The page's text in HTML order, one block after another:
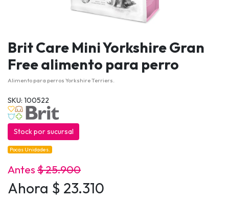
Brit Care Mini Yorkshire Gran
Free alimento para perro
Alimento para perros Yorkshire Terriers.
SKU: 100522
Stock por sucursal
Pocas Unidades.
Antes$ 25.900
Ahora $ 23.310